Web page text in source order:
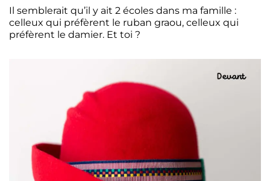
Il semblerait qu’il y ait 2 écoles dans ma famille :
celleux qui préfèrent le ruban graou, celleux qui
préfèrent le damier. Et toi ?